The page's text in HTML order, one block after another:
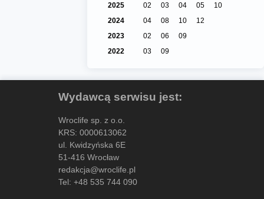
2025
02 03 04 05
10
2024
04 08 10
12
2023
02 06
09
2022
03 09
Wydawcą serwisu jest:
Wroclife sp. z o.o.
KRS: 0000613062
ul. Kwidzyńska 6E
51-416 Wrocław
redakcja@wroclife.pl
Tel: +48 535 744 090